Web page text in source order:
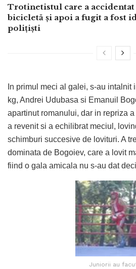
Trotinetistul care a
bicicletă și apoi a fugit a fost
polițiști
In primul meci al galei, s-au
kg, Andrei Udubasa si Emanuil
apartinut romanului, dar in repriza
a revenit si a echilibrat meciul,
schimburi succesive de lovituri. A
dominata de Bogoiev, care a lovit
fiind o gala amicala nu s-au dat
Juniorii au